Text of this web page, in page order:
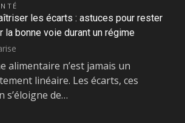
les écarts : astuces pour rester
la bonne voie durant un régime
alimentaire n’est jamais un
linéaire. Les écarts, ces
s’éloigne de…